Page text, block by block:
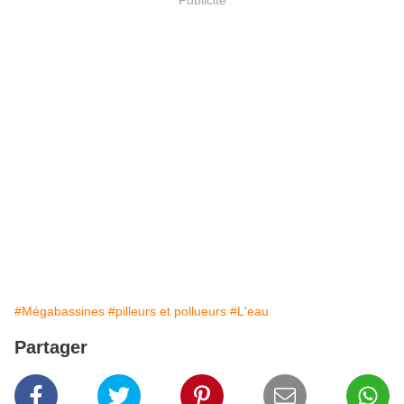
#Mégabassines #pilleurs et pollueurs #L'eau
Partager